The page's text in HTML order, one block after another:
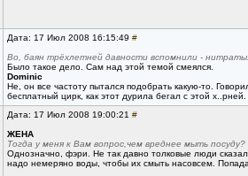
Дата: 17 Июл 2008 16:15:49 #
Во, баян трёхлетней давности вспомнили -
Было такое дело. Сам над этой темой смеялся.
Dominic
Не, он все частоту пытался подобрать какую-то.
бесплатный цирк, как этот дурила бегал с этой
Дата: 17 Июл 2008 19:00:21 #
ЖЕНА
Тогда у меня к Вам вопрос,чем вреднее мыть
Однозначно, фэри. Не так давно толковые люди
надо немеряно воды, чтобы их смыть насовсем.